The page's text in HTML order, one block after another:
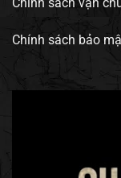
Chính sách bảo